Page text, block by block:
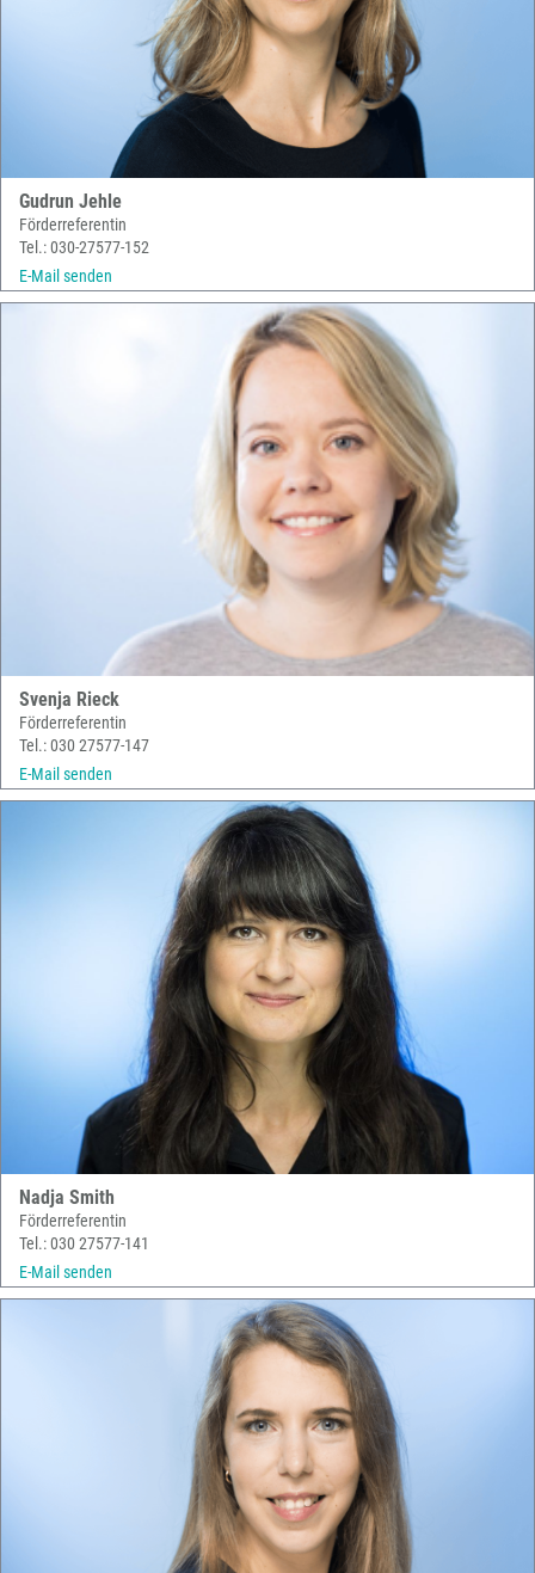
Gudrun Jehle
Förderreferentin
Tel.: 030-27577-152
E-Mail senden
Svenja Rieck
Förderreferentin
Tel.: 030 27577-147
E-Mail senden
Nadja Smith
Förderreferentin
Tel.: 030 27577-141
E-Mail senden